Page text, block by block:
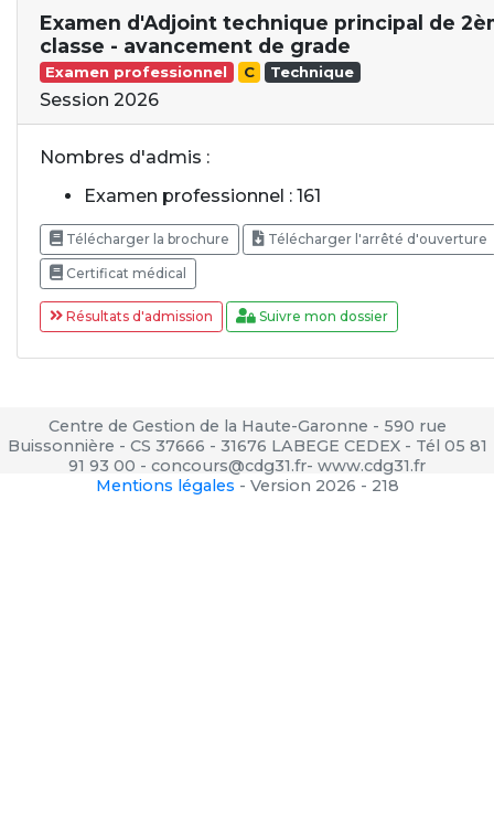
Examen d'Adjoint technique principal de
classe - avancement de grade
Examen professionnel C Technique
Session 2026
Nombres d'admis :
Examen professionnel : 161
Télécharger la brochure Télécharger l'arrêté d'ouverture
Certificat médical
Résultats d'admission Suivre mon dossier
Centre de Gestion de la Haute-Garonne - 590 rue
Buissonnière - CS 37666 - 31676 LABEGE CEDEX - Tél 05 81
91 93 00 - concours@cdg31.fr- www.cdg31.fr
Mentions légales - Version 2026 - 218